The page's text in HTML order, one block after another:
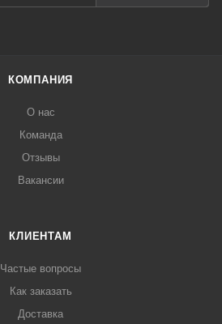
КОМПАНИЯ
О нас
Команда
Отзывы
Вакансии
КЛИЕНТАМ
Частые вопросы
Как заказать
Доставка